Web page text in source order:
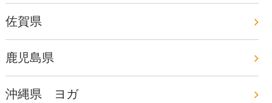
佐賀県
鹿児島県
沖縄県 ヨガ